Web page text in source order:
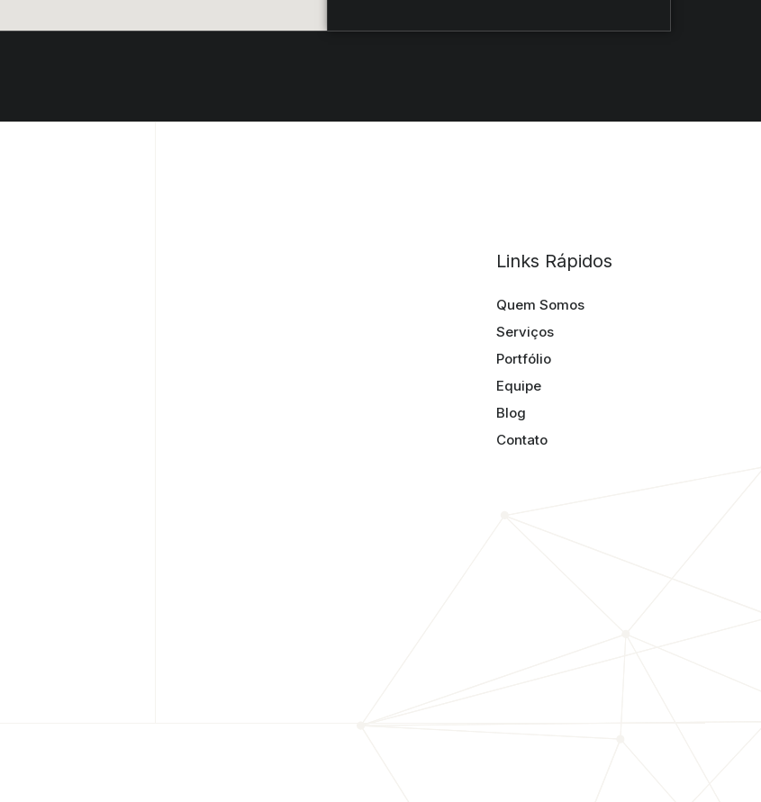
Links Rápidos
Quem Somos
Serviços
Portfólio
Equipe
Blog
Contato